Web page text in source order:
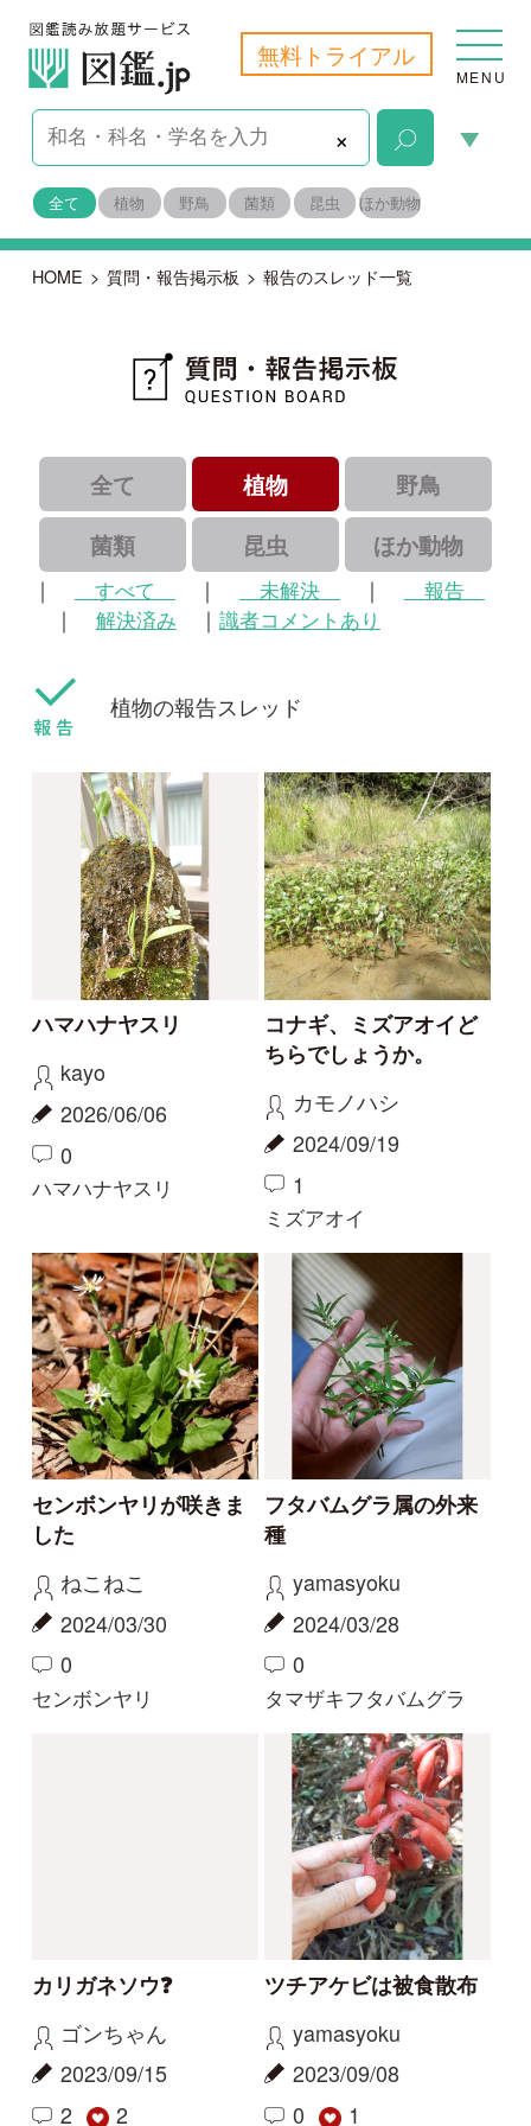
無料トライアル
MENU
×
全て 植物 野鳥 菌類 昆虫 ほか動物
植物 野鳥
菌類 昆虫 ほか動物
すべて 未解決｜ 報告
｜解決済み｜識者コメントあり
植物の報告スレッド
ハマハナヤスリ
kayo
2026/06/06
ハマハナヤスリ
コナギ、ミズアオイど
ちらでしょうか。
カモノハシ
2024/09/19
ミズアオイ
センボンヤリが咲きま
した
ねこねこ
2024/03/30
0
センボンヤリ
フタバムグラ属の外来
種
yamasyoku
2024/03/28
0
タマザキフタバムグラ
カリガネソウ❓
ゴンちゃん
ツチアケビは被食散布
yamasyoku
2023/09/08
1
ツチアケビ
珍しい白花
物臭狸
2023/09/03
今話題の寄生植物！
カモシカ
2023/08/20